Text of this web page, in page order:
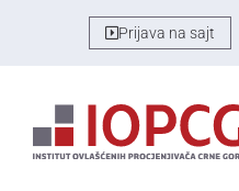
Prijava na sajt